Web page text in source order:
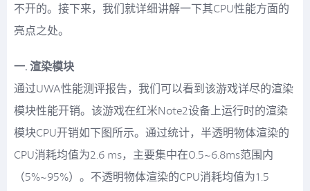
不开的。接下来，我们就详细讲解一下其CPU性能方面的
亮点之处。
一. 渲染模块
通过UWA性能测评报告，我们可以看到该游戏详尽的渲染
模块性能开销。该游戏在红米Note2设备上运行时的渲染
模块CPU开销如下图所示。通过统计，半透明物体渲染的
CPU消耗均值为2.6 ms，主要集中在0.5~6.8ms范围内
（5%~95%）。不透明物体渲染的CPU消耗均值为1.5